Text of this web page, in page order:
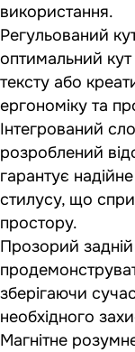
використання.
Регульований
оптимальний
тексту або
ергономіку та
Інтегрований
розроблений
гарантує
стилусу, що
простору.
Прозорий
зберігаючи
необхідного
Магнітне